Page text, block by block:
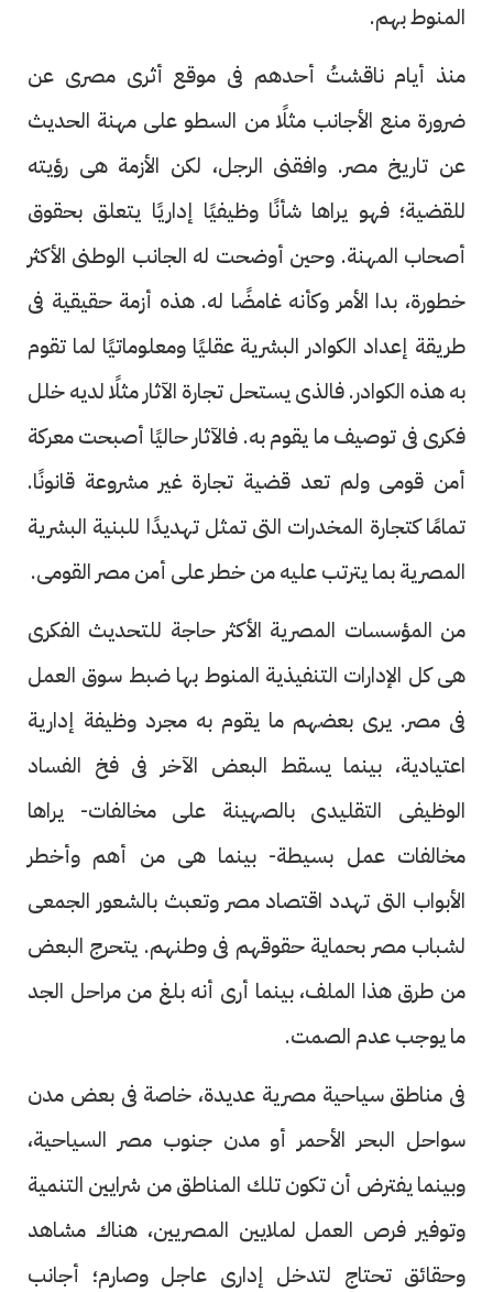
المنوط بهم.
منذ أيام ناقشتُ أحدهم فى موقع أثرى مصرى عن
ضرورة منع الأجانب مثلًا من السطو على مهنة الحديث
عن تاريخ مصر. وافقنى الرجل، لكن الأزمة هى رؤيته
للقضية؛ فهو يراها شأنًا وظيفيًا إداريًا يتعلق بحقوق
أصحاب المهنة. وحين أوضحت له الجانب الوطنى الأكثر
خطورة، بدا الأمر وكأنه غامضًا له. هذه أزمة حقيقية فى
طريقة إعداد الكوادر البشرية عقليًا ومعلوماتيًا لما تقوم
به هذه الكوادر. فالذى يستحل تجارة الآثار مثلًا لديه خلل
فكرى فى توصيف ما يقوم به. فالآثار حاليًا أصبحت معركة
أمن قومى ولم تعد قضية تجارة غير مشروعة قانونًا.
تمامًا كتجارة المخدرات التى تمثل تهديدًا للبنية البشرية
المصرية بما يترتب عليه من خطر على أمن مصر القومى.
من المؤسسات المصرية الأكثر حاجة للتحديث الفكرى
هى كل الإدارات التنفيذية المنوط بها ضبط سوق العمل
فى مصر. يرى بعضهم ما يقوم به مجرد وظيفة إدارية
اعتيادية، بينما يسقط البعض الآخر فى فخ الفساد
الوظيفى التقليدى بالصهينة على مخالفات- يراها
مخالفات عمل بسيطة- بينما هى من أهم وأخطر
الأبواب التى تهدد اقتصاد مصر وتعبث بالشعور الجمعى
لشباب مصر بحماية حقوقهم فى وطنهم. يتحرج البعض
من طرق هذا الملف، بينما أرى أنه بلغ من مراحل الجد
ما يوجب عدم الصمت.
فى مناطق سياحية مصرية عديدة، خاصة فى بعض مدن
سواحل البحر الأحمر أو مدن جنوب مصر السياحية،
وبينما يفترض أن تكون تلك المناطق من شرايين التنمية
وتوفير فرص العمل لملايين المصريين، هناك مشاهد
وحقائق تحتاج لتدخل إدارى عاجل وصارم؛ أجانب